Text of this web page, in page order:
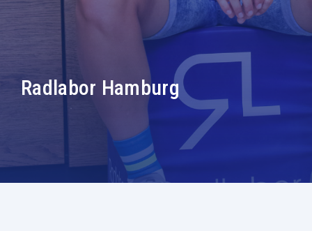
Radlabor Hamburg